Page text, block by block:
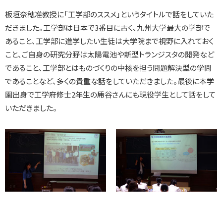
板垣奈穂准教授に「工学部のススメ」というタイトルで話をしていた
だきました。工学部は日本で3番目に古く、九州大学最大の学部で
あること、工学部に進学したい生徒は大学院まで視野に入れておく
こと、ご自身の研究分野は太陽電池や新型トランジスタの開発など
であること、工学部とはものづくりの中核を担う問題解決型の学問
であることなど、多くの貴重な話をしていただきました。最後に本学
園出身で工学府修士2年生の乕谷さんにも現役学生として話をして
いただきました。